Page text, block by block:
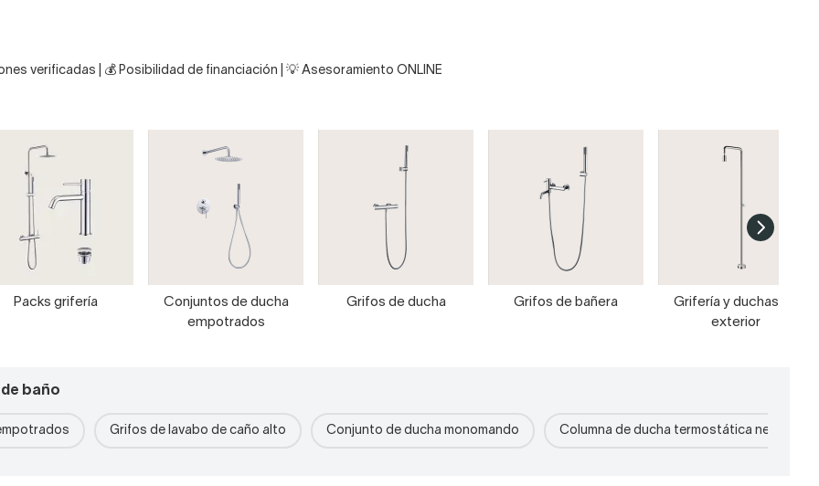
verificadas | 💰 Posibilidad de financiación | 💡 Asesoramiento ONLINE
Packs grifería
Conjuntos de ducha
empotrados
Grifos de ducha Grifos de bañera
Grifería y duchas de
exterior
baño
Grifos de lavabo de caño alto Conjunto de ducha monomando Columna de ducha termostática negra